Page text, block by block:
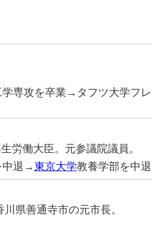
専攻を卒業→タフツ大学フレ
労働大臣。元参議院議員。
中退→東京大学教養学部を中退
県善通寺市の元市長。